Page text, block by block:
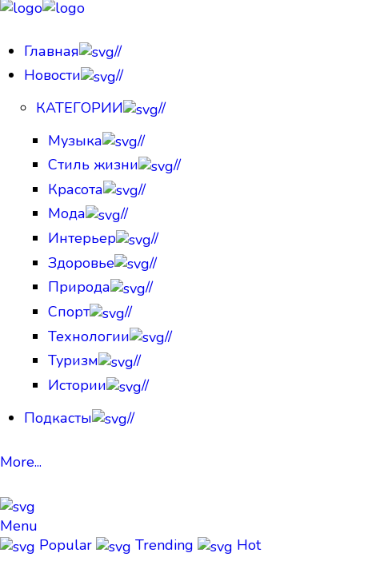
Главная
//
Новости
//
КАТЕГОРИИ
//
Музыка
//
Стиль жизни
//
Красота
//
Мода
//
Интерьер
//
Здоровье
//
Природа
//
Спорт
//
Технологии
//
Туризм
//
Истории
//
Подкасты
//
More...
Menu
Popular
Trending Hot